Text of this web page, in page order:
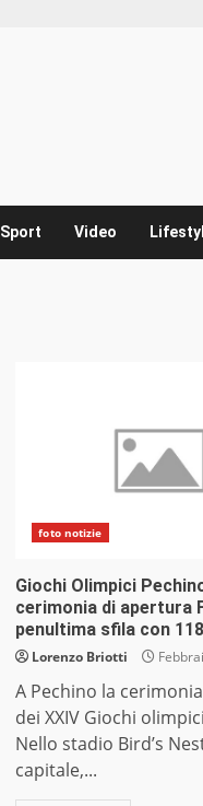
Sport Video
foto notizie
Giochi Olimpici
cerimonia di apertura
penultima sfila con
Lorenzo Briotti
A Pechino la
dei XXIV Giochi
Nello stadio Bird’s
capitale,...